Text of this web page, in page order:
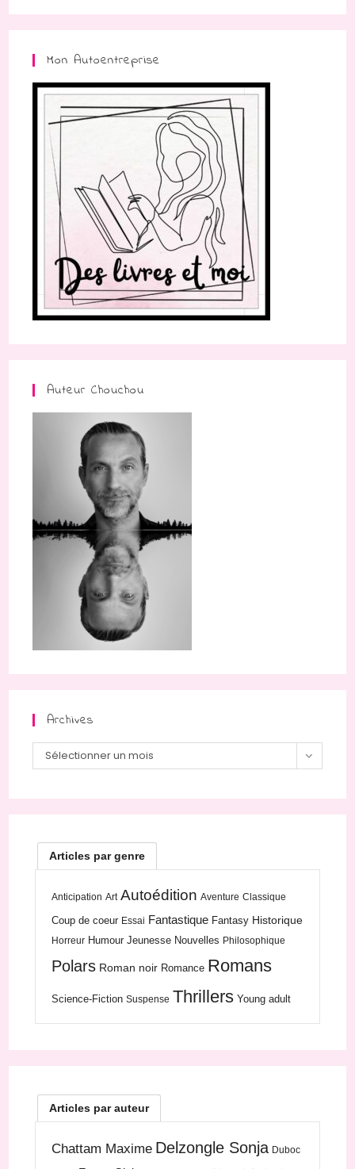
Mon Autoentreprise
Auteur Chouchou
Archives
Archives
Sélectionner un mois
Articles par genre
Anticipation Art Autoédition Aventure Classique
Coup de coeur Essai Fantastique Fantasy Historique
Horreur Humour Jeunesse Nouvelles Philosophique
Polars Roman noir Romance Romans
Science-Fiction Suspense Thrillers Young adult
Articles par auteur
Chattam Maxime Delzongle Sonja Duboc